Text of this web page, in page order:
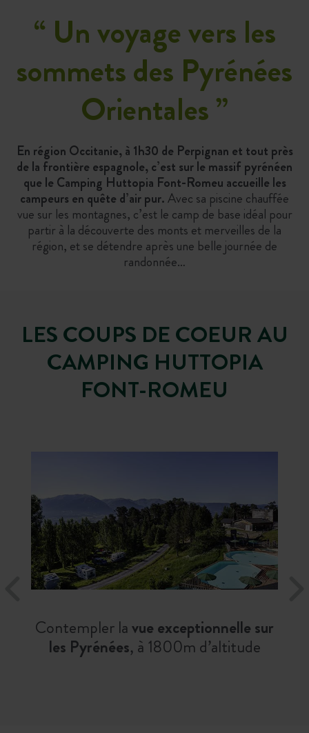
“ Un voyage vers les
sommets des Pyrénées
Orientales”
En région Occitanie, à 1h30 de Perpignan et tout près
de la frontière espagnole, c’est sur le massif pyrénéen
que le Camping Huttopia Font-Romeu accueille les
campeurs en quête d’air pur.Avec sa piscine chauffée
vue sur les montagnes, c’est le camp de base idéal pour
partir à la découverte des monts et merveilles de la
région, et se détendre après une belle journée de
randonnée…
LES COUPS DE COEUR AU
CAMPING HUTTOPIA
FONT-ROMEU
Contempler lavue exceptionnelle sur
les Pyrénées, à 1800m d’altitude